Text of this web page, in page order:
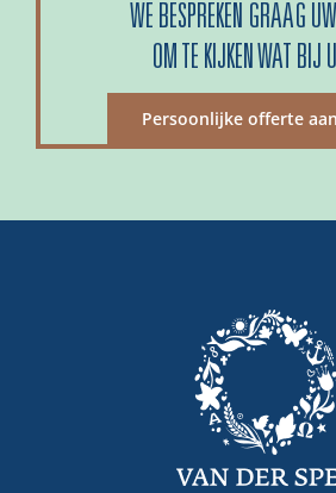
WE BESPREKEN GRAAG
OM TE KIJKEN WAT BIJ
Persoonlijke offerte